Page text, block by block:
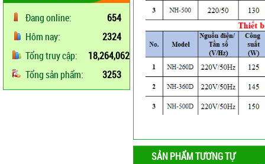
Đang online:
654
Hôm nay:
2324
Tổng truy cập:
18,264,062
Tổng sản phẩm:
3253
SẢN PHẨM TƯƠNG TỰ